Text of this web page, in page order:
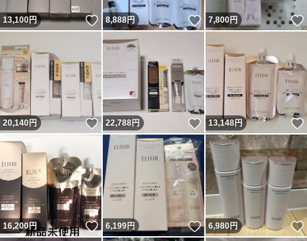
13,100円 いいね！
8,888円 いいね！
7,800円
20,140円 いいね！
22,788円 いいね！
13,148円
16,200円 いいね！
6,199円 いいね！
6,980円